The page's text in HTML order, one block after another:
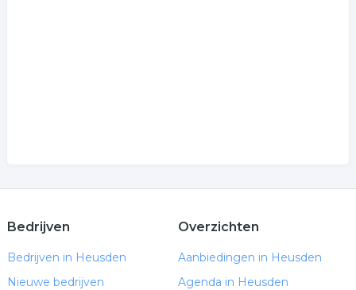
Bedrijven
Bedrijven in Heusden
Nieuwe bedrijven
Overzichten
Aanbiedingen in Heusden
Agenda in Heusden